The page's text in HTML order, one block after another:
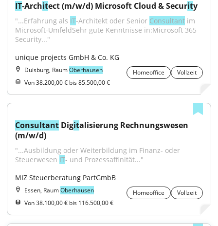
IT-Architect (m/w/d) Microsoft Cloud & Security
"...Erfahrung als IT-Architekt oder Senior Consultant im
Microsoft-UmfeldSehr gute Kenntnisse in:Microsoft 365
Security..."
unique projects GmbH & Co. KG
Duisburg, RaumOberhausen Homeoffice
Vollzeit
Von 38.200,00 € bis 85.500,00 €
Consultant Digitalisierung Rechnungswesen
(m/w/d)
"...Ausbildung oder Weiterbildung im Finanz- oder
Steuerwesen IT- und Prozessaffinität..."
MIZ Steuerberatung PartGmbB
Essen, RaumOberhausen Homeoffice
Vollzeit
Von 38.100,00 € bis 116.500,00 €